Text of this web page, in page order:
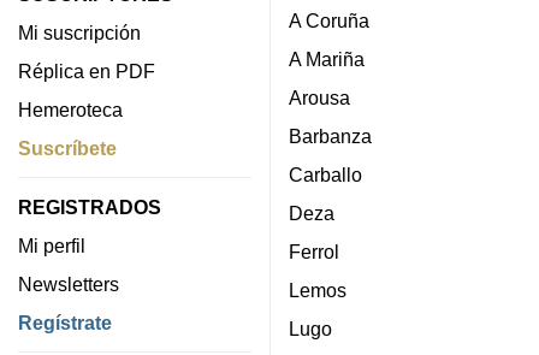
Mi suscripción
Réplica en PDF
Hemeroteca
Suscríbete
REGISTRADOS
Mi perfil
Newsletters
Regístrate
A Coruña
A Mariña
Arousa
Barbanza
Carballo
Deza
Ferrol
Lemos
Lugo